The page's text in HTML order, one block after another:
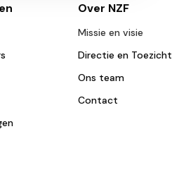
Over NZF
Missie en visie
Directie en Toezicht
Ons team
Contact